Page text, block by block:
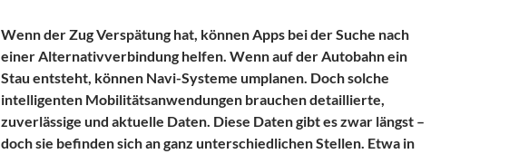
Wenn der Zug Verspätung hat, können Apps bei der Suche nach
einer Alternativverbindung helfen. Wenn auf der Autobahn ein
Stau entsteht, können Navi-Systeme umplanen. Doch solche
intelligenten Mobilitätsanwendungen brauchen detaillierte,
zuverlässige und aktuelle Daten. Diese Daten gibt es zwar längst –
doch sie befinden sich an ganz unterschiedlichen Stellen. Etwa in